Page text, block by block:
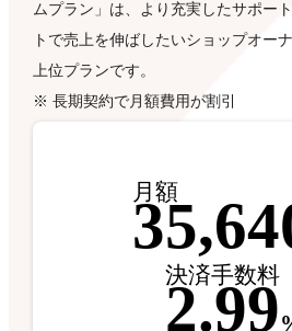
ムプラン」は、より充実したサポー
トで売上を伸ばしたいショップオー
上位プランです。
※ 長期契約で月額費用が割引
月額
決済手数料
2.99